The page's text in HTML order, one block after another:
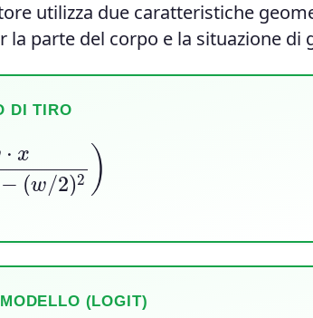
utilizza due caratteristiche
parte del corpo e la situazione di
DI TIRO
2 −( )
(LOGIT)